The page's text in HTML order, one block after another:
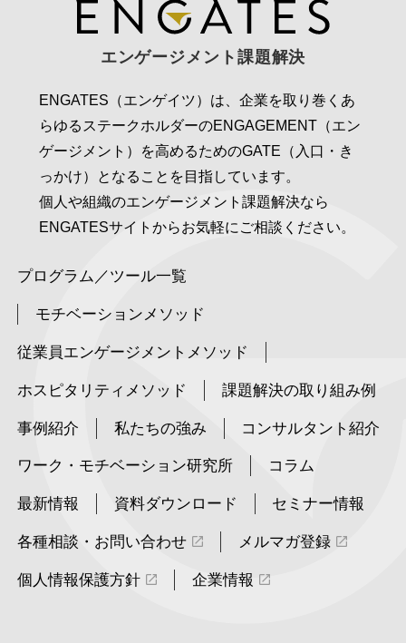
エンゲージメント課題解決
ENGATES（エンゲイツ）は、企業を取り巻くあ
らゆるステークホルダーのENGAGEMENT（エン
ゲージメント）を高めるためのGATE（入口・き
っかけ）となることを目指しています。
個人や組織のエンゲージメント課題解決なら
ENGATESサイトからお気軽にご相談ください。
プログラム／ツール一覧
モチベーションメソッド
従業員エンゲージメントメソッド
ホスピタリティメソッド 課題解決の取り組み例
事例紹介 私たちの強み コンサルタント紹介
ワーク・モチベーション研究所 コラム
最新情報 資料ダウンロード セミナー情報
各種相談・お問い合わせ メルマガ登録
個人情報保護方針 企業情報